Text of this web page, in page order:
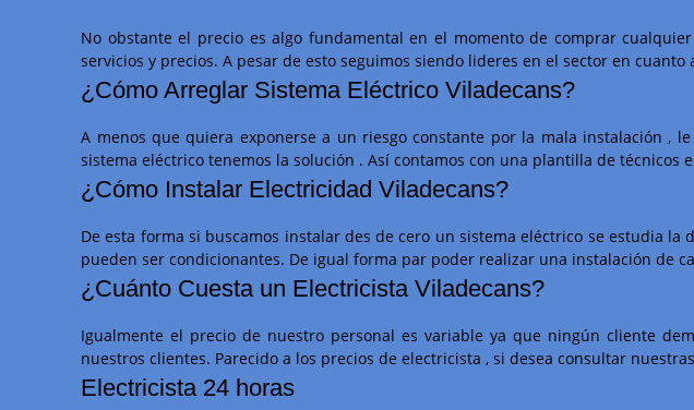
No obstante el precio es algo fundamental en el momento de comprar
servicios y precios. A pesar de esto seguimos siendo lideres en el sector en cuanto
¿Cómo Arreglar Sistema Eléctrico Viladecans?
A menos que quiera exponerse a un riesgo constante por la mala instalación ,
sistema eléctrico tenemos la solución . Así contamos con una plantilla de técnicos
¿Cómo Instalar Electricidad Viladecans?
De esta forma si buscamos instalar des de cero un sistema eléctrico se estudia
pueden ser condicionantes. De igual forma par poder realizar una instalación de
¿Cuánto Cuesta un Electricista Viladecans?
Igualmente el precio de nuestro personal es variable ya que ningún cliente
nuestros clientes. Parecido a los precios de electricista , si desea consultar
Electricista 24 horas